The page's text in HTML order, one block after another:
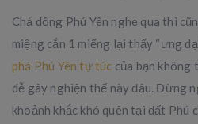
Chả dông Phú Yên nghe qua thì
miệng cắn 1 miếng lại thấy “ưng
phá Phú Yên tự túc của bạn không
dễ gây nghiện thế này đâu. Đừng
khoảnh khắc khó quên tại đất Phú